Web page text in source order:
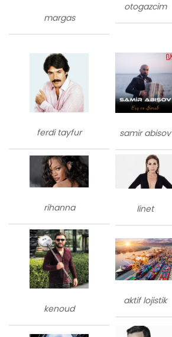
margas
otogazcim
ferdi tayfur samir abisov
rihanna linet
kenoud
aktif lojistik